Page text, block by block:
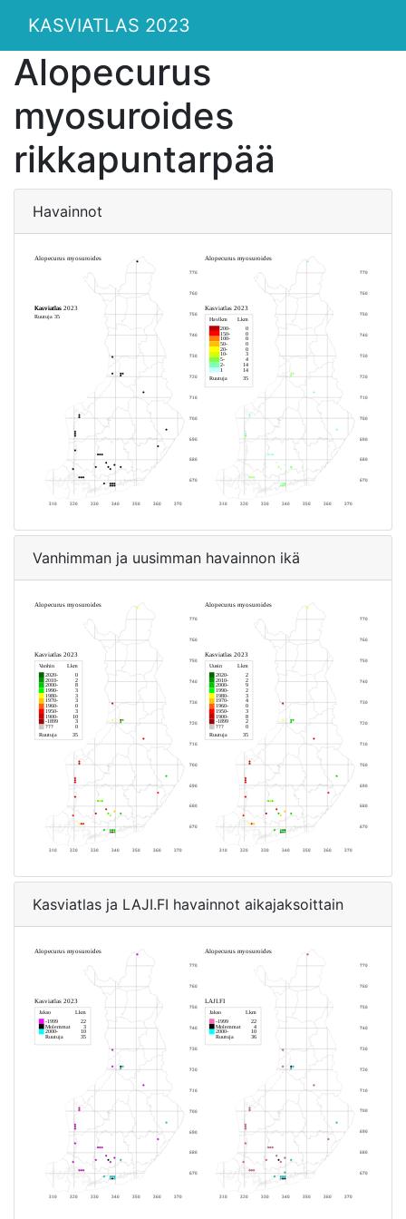
KASVIATLAS 2023
Alopecurus
myosuroides
rikkapuntarpää
Havainnot
Vanhimman ja uusimman havainnon ikä
Kasviatlas ja LAJI.FI havainnot aikajaksoittain